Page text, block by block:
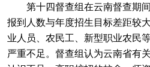
第十四督查组在云南督查期
报到人数与年度招生目标差距较
业人员、农民工、新型职业农民
严重不足。督查组认为云南省有